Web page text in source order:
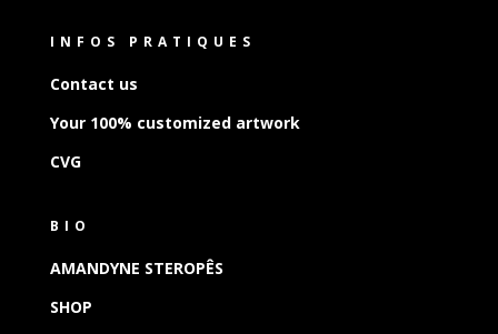
INFOS PRATIQUES
Contact us
Your 100% customized artwork
CVG
BIO
AMANDYNE STEROPÊS
SHOP